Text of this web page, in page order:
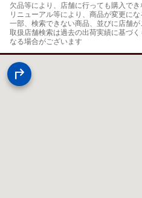
欠品等により、店舗に行っても購入で
リニューアル等により、商品が変更に
一部、検索できない商品、並びに店舗が
取扱店舗検索は過去の出荷実績に基づ
なる場合がございます